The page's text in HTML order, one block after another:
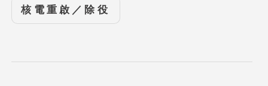
核電重啟／除役